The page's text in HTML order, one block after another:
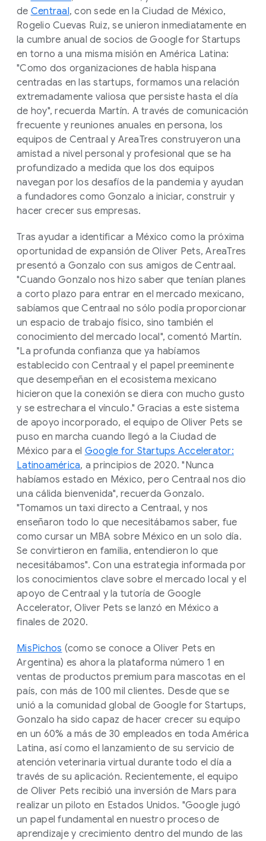
de Centraal, con sede en la Ciudad de México,
Rogelio Cuevas Ruiz, se unieron inmediatamente en
la cumbre anual de socios de Google for Startups
en torno a una misma misión en América Latina:
"Como dos organizaciones de habla hispana
centradas en las startups, formamos una relación
extremadamente valiosa que persiste hasta el día
de hoy", recuerda Martín. A través de comunicación
frecuente y reuniones anuales en persona, los
equipos de Centraal y AreaTres construyeron una
amistad a nivel personal y profesional que se ha
profundizado a medida que los dos equipos
navegan por los desafíos de la pandemia y ayudan
a fundadores como Gonzalo a iniciar, construir y
hacer crecer sus empresas.
Tras ayudar a identificar a México como la próxima
oportunidad de expansión de Oliver Pets, AreaTres
presentó a Gonzalo con sus amigos de Centraal.
"Cuando Gonzalo nos hizo saber que tenían planes
a corto plazo para entrar en el mercado mexicano,
sabíamos que Centraal no sólo podía proporcionar
un espacio de trabajo físico, sino también el
conocimiento del mercado local", comentó Martín.
"La profunda confianza que ya habíamos
establecido con Centraal y el papel preeminente
que desempeñan en el ecosistema mexicano
hicieron que la conexión se diera con mucho gusto
y se estrechara el vínculo." Gracias a este sistema
de apoyo incorporado, el equipo de Oliver Pets se
puso en marcha cuando llegó a la Ciudad de
México para el Google for Startups Accelerator:
Latinoamérica, a principios de 2020. "Nunca
habíamos estado en México, pero Centraal nos dio
una cálida bienvenida", recuerda Gonzalo.
"Tomamos un taxi directo a Centraal, y nos
enseñaron todo lo que necesitábamos saber, fue
como cursar un MBA sobre México en un solo día.
Se convirtieron en familia, entendieron lo que
necesitábamos". Con una estrategia informada por
los conocimientos clave sobre el mercado local y el
apoyo de Centraal y la tutoría de Google
Accelerator, Oliver Pets se lanzó en México a
finales de 2020.
MisPichos (como se conoce a Oliver Pets en
Argentina) es ahora la plataforma número 1 en
ventas de productos premium para mascotas en el
país, con más de 100 mil clientes. Desde que se
unió a la comunidad global de Google for Startups,
Gonzalo ha sido capaz de hacer crecer su equipo
en un 60% a más de 30 empleados en toda América
Latina, así como el lanzamiento de su servicio de
atención veterinaria virtual durante todo el día a
través de su aplicación. Recientemente, el equipo
de Oliver Pets recibió una inversión de Mars para
realizar un piloto en Estados Unidos. "Google jugó
un papel fundamental en nuestro proceso de
aprendizaje y crecimiento dentro del mundo de las